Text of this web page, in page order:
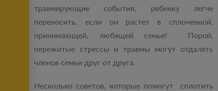
травмирующие события, ребенку легче
переносить, если он растет в сплоченной,
принимающей, любящей семье! Порой,
пережитые стрессы и травмы могут отдалять
членов семьи друг от друга.
Несколько советов, которые помогут сплотить